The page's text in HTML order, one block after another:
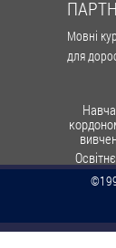
Мовні
для